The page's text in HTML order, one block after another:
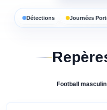
Détections Journées
Football masculin